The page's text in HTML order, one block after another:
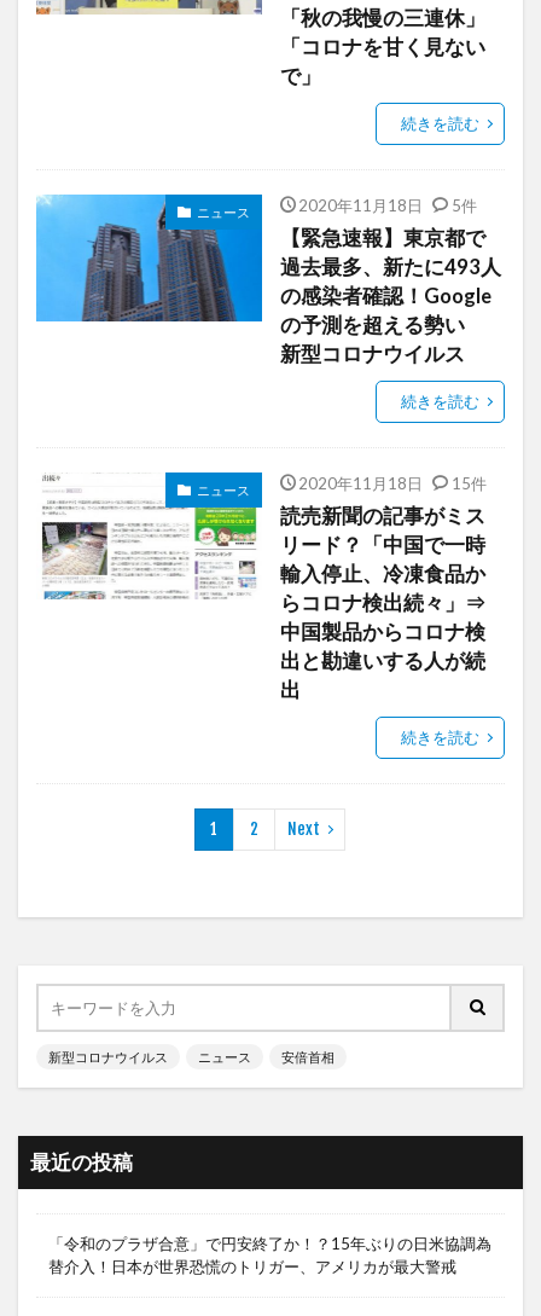
「秋の我慢の三連休」
「コロナを甘く見ない
で」
続きを読む
ニュース 2020年11月18日 5件
【緊急速報】東京都で
過去最多、新たに493人
の感染者確認！Google
の予測を超える勢い
新型コロナウイルス
続きを読む
ニュース 2020年11月18日 15件
読売新聞の記事がミス
リード？「中国で一時
輸入停止、冷凍食品か
らコロナ検出続々」⇒
中国製品からコロナ検
出と勘違いする人が続
出
続きを読む
1 2 Next
新型コロナウイルス ニュース 安倍首相
最近の投稿
「令和のプラザ合意」で円安終了か！？15年ぶりの日米協調為
替介入！日本が世界恐慌のトリガー、アメリカが最大警戒